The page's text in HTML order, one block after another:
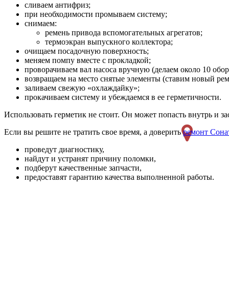
сливаем антифриз;
при необходимости промываем систему;
снимаем:
ремень привода вспомогательных агрегатов;
термоэкран выпускного коллектора;
очищаем посадочную поверхность;
меняем помпу вместе с прокладкой;
проворачиваем вал насоса вручную (делаем около 10
возвращаем на место снятые элементы (ставим новый
заливаем свежую «охлаждайку»;
прокачиваем систему и убеждаемся в ее герметичности.
Использовать герметик не стоит. Он может попасть внутрь и
Если вы решите не тратить свое время, а доверитьремонт
проведут диагностику,
найдут и устранят причину поломки,
подберут качественные запчасти,
предоставят гарантию качества выполненной работы.